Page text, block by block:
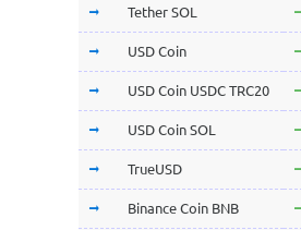
Tether SOL
USD Coin
USD Coin USDC TRC20
USD Coin SOL
TrueUSD
Binance Coin BNB